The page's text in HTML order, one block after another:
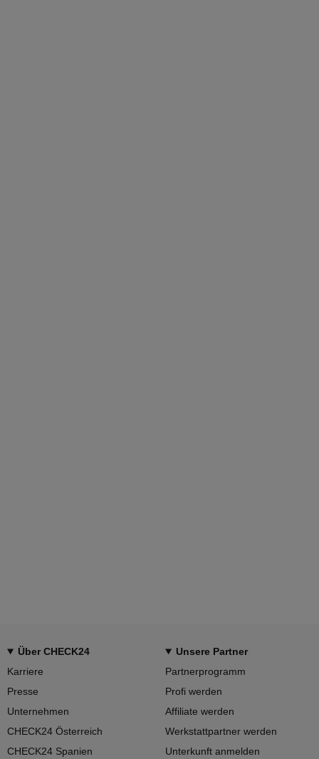
Über CHECK24
Karriere
Presse
Unternehmen
CHECK24 Österreich
CHECK24 Spanien
Unsere Partner
Partnerprogramm
Profi werden
Affiliate werden
Werkstattpartner werden
Unterkunft anmelden